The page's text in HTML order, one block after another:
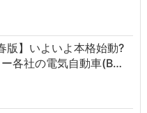
版】いよいよ本格始動?
各社の電気自動車(B…